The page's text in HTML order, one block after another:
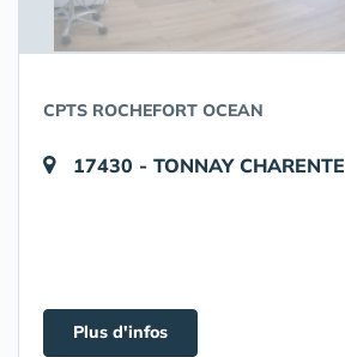
CPTS ROCHEFORT OCEAN
17430 - TONNAY CHARENTE
Plus d'infos